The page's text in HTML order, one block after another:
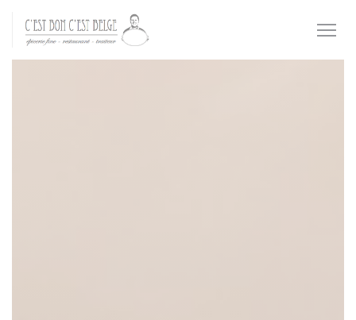
Панель управления cookies